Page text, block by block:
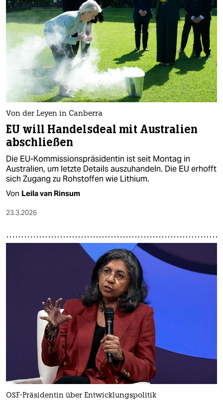
Von der Leyen in Canberra
EU will Handelsdeal mit Australien
abschließen
Die EU-Kommissionspräsidentin ist seit Montag in
Australien, um letzte Details auszuhandeln. Die EU erhofft
sich Zugang zu Rohstoffen wie Lithium.
Von Leila van Rinsum
23.3.2026
OSF-Präsidentin über Entwicklungspolitik